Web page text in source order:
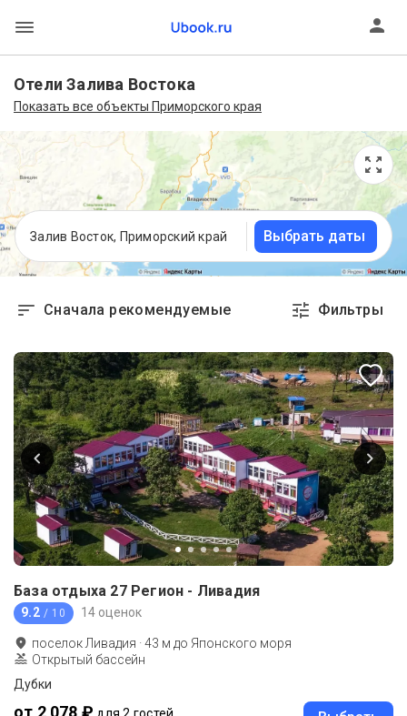
Отели Залива Востока
Показать все объекты Приморского края
Залив Восток, Приморский край Выбрать даты
Сначала рекомендуемые Фильтры
База отдыха 27 Регион - Ливадия
9.2 / 10 14 оценок
поселок Ливадия ·43 м до Японского моря
Открытый бассейн
Дубки
от 2 078 ₽ для 2 гостей